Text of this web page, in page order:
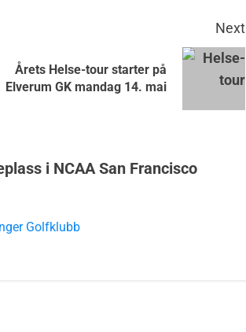
Next
Årets Helse-tour starter på
Elverum GK mandag 14. mai
i NCAA San Francisco
Golfklubb